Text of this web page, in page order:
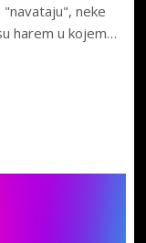
neke
harem u kojem…